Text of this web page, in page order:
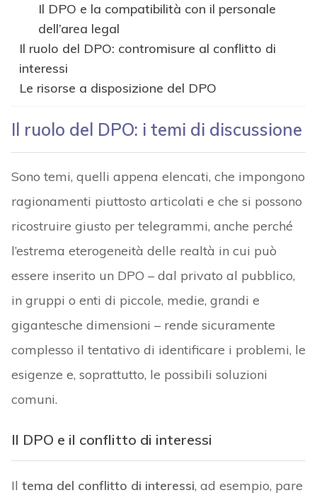
Il DPO e la compatibilità con il personale
dell’area legal
Il ruolo del DPO: contromisure al conflitto di
interessi
Le risorse a disposizione del DPO
Il ruolo del DPO: i temi di discussione
Sono temi, quelli appena elencati, che impongono
ragionamenti piuttosto articolati e che si possono
ricostruire giusto per telegrammi, anche perché
l’estrema eterogeneità delle realtà in cui può
essere inserito un DPO – dal privato al pubblico,
in gruppi o enti di piccole, medie, grandi e
gigantesche dimensioni – rende sicuramente
complesso il tentativo di identificare i problemi, le
esigenze e, soprattutto, le possibili soluzioni
comuni.
Il DPO e il conflitto di interessi
Il tema del conflitto di interessi, ad esempio, pare